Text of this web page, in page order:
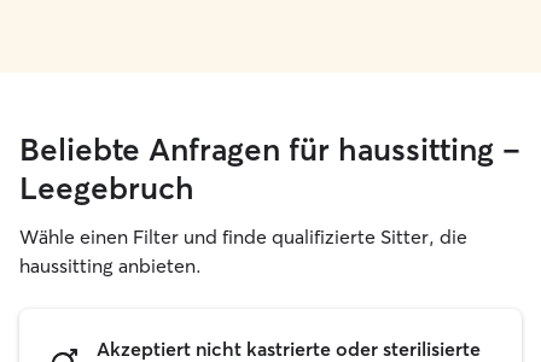
Beliebte Anfragen für haussitting –
Leegebruch
Wähle einen Filter und finde qualifizierte Sitter, die
haussitting anbieten.
Akzeptiert nicht kastrierte oder sterilisierte